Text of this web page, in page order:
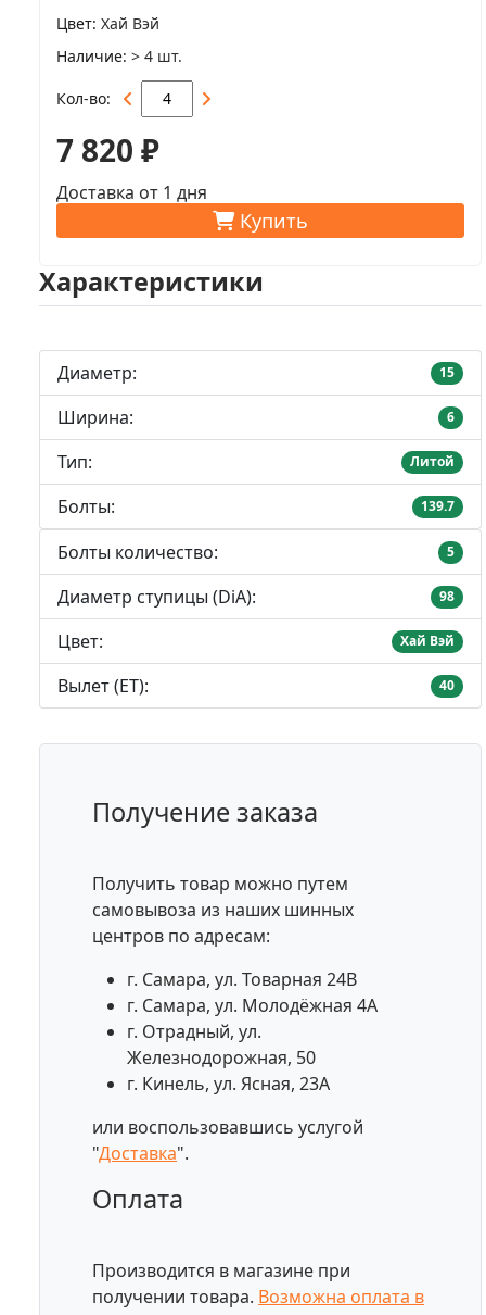
Цвет Хай Вэй
Наличие > 4 шт.
Кол-во
7 820 ₽
Доставка от 1 дня
Купить
Характеристики
Диаметр: 15
Ширина: 6
Тип: Литой
Болты: 139.7
Болты количество: 5
Диаметр ступицы (DiA): 98
Цвет: Хай Вэй
Вылет (ET): 40
Получение заказа
Получить товар можно путем
самовывоза из наших шинных
центров по адресам:
г. Самара, ул. Товарная 24В
г. Самара, ул. Молодёжная 4А
г. Отрадный, ул.
Железнодорожная, 50
г. Кинель, ул. Ясная, 23А
или воспользовавшись услугой
"Доставка".
Оплата
Производится в магазине при
получении товара. Возможна оплата в